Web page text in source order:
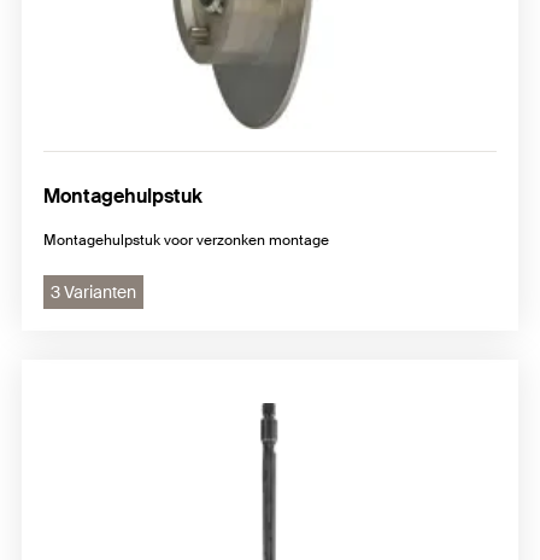
Montagehulpstuk
Montagehulpstuk voor verzonken montage
3 Varianten